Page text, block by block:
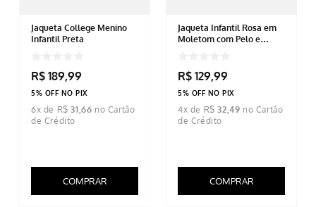
Jaqueta College Menino
Infantil Preta
R$ 189,99
5% OFF NO PIX
6x de R$ 31,66
COMPRAR
Jaqueta Infantil Rosa em
Moletom com Pelo e
R$ 129,99
5% OFF NO PIX
4x de R$ 32,49
COMPRAR